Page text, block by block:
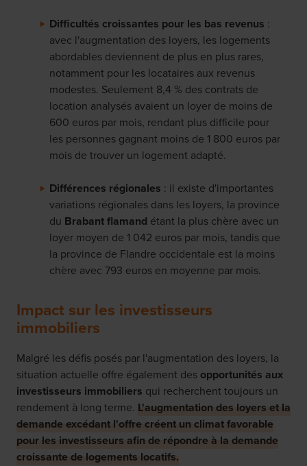
Difficultés croissantes pour les bas revenus :
avec l'augmentation des loyers, les logements
abordables deviennent de plus en plus rares,
notamment pour les locataires aux revenus
modestes. Seulement 8,4 % des contrats de
location analysés avaient un loyer de moins de
600 euros par mois, rendant plus difficile pour
les personnes gagnant moins de 1 800 euros par
mois de trouver un logement adapté.
Différences régionales : il existe d'importantes
variations régionales dans les loyers, la province
du Brabant flamand étant la plus chère avec un
loyer moyen de 1 042 euros par mois, tandis que
la province de Flandre occidentale est la moins
chère avec 793 euros en moyenne par mois.
Impact sur les investisseurs
immobiliers
Malgré les défis posés par l'augmentation des loyers, la
situation actuelle offre également des opportunités aux
investisseurs immobiliers qui recherchent toujours un
rendement à long terme. L'augmentation des loyers et la
demande excédant l'offre créent un climat favorable
pour les investisseurs afin de répondre à la demande
croissante de logements locatifs.